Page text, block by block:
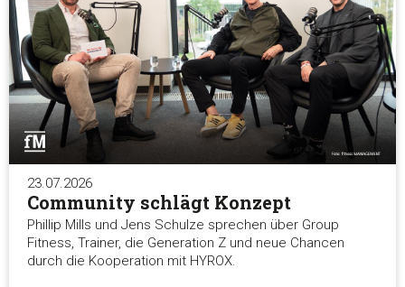
23.07.2026
Community schlägt Konzept
Phillip Mills und Jens Schulze sprechen über Group
Fitness, Trainer, die Generation Z und neue Chancen
durch die Kooperation mit HYROX.